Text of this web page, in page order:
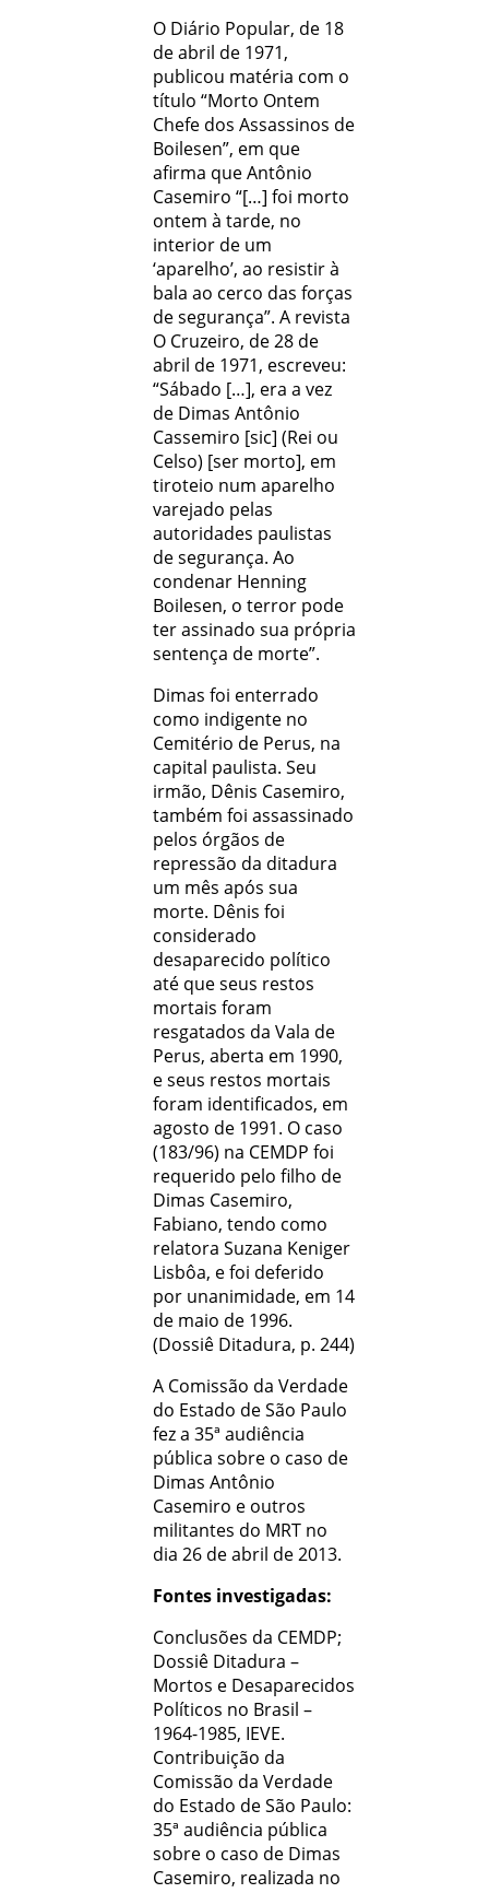
O Diário Popular, de 18
de abril de 1971,
publicou matéria com o
título “Morto Ontem
Chefe dos Assassinos de
Boilesen”, em que
afirma que Antônio
Casemiro “[…] foi morto
ontem à tarde, no
interior de um
‘aparelho’, ao resistir à
bala ao cerco das forças
de segurança”. A revista
O Cruzeiro, de 28 de
abril de 1971, escreveu:
“Sábado […], era a vez
de Dimas Antônio
Cassemiro [sic] (Rei ou
Celso) [ser morto], em
tiroteio num aparelho
varejado pelas
autoridades paulistas
de segurança. Ao
condenar Henning
Boilesen, o terror pode
ter assinado sua própria
sentença de morte”.
Dimas foi enterrado
como indigente no
Cemitério de Perus, na
capital paulista. Seu
irmão, Dênis Casemiro,
também foi assassinado
pelos órgãos de
repressão da ditadura
um mês após sua
morte. Dênis foi
considerado
desaparecido político
até que seus restos
mortais foram
resgatados da Vala de
Perus, aberta em 1990,
e seus restos mortais
foram identificados, em
agosto de 1991. O caso
(183/96) na CEMDP foi
requerido pelo filho de
Dimas Casemiro,
Fabiano, tendo como
relatora Suzana Keniger
Lisbôa, e foi deferido
por unanimidade, em 14
de maio de 1996.
(Dossiê Ditadura, p. 244)
A Comissão da Verdade
do Estado de São Paulo
fez a 35ª audiência
pública sobre o caso de
Dimas Antônio
Casemiro e outros
militantes do MRT no
dia 26 de abril de 2013.
Fontes investigadas:
Conclusões da CEMDP;
Dossiê Ditadura –
Mortos e Desaparecidos
Políticos no Brasil –
1964-1985, IEVE.
Contribuição da
Comissão da Verdade
do Estado de São Paulo:
35ª audiência pública
sobre o caso de Dimas
Casemiro, realizada no